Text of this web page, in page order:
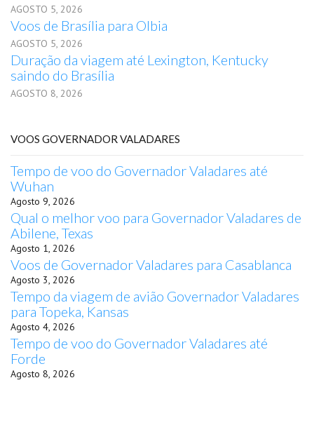
AGOSTO 5, 2026
Voos de Brasília para Olbia
AGOSTO 5, 2026
Duração da viagem até Lexington, Kentucky
saindo do Brasília
AGOSTO 8, 2026
VOOS GOVERNADOR VALADARES
Tempo de voo do Governador Valadares até
Wuhan
Agosto 9, 2026
Qual o melhor voo para Governador Valadares de
Abilene, Texas
Agosto 1, 2026
Voos de Governador Valadares para Casablanca
Agosto 3, 2026
Tempo da viagem de avião Governador Valadares
para Topeka, Kansas
Agosto 4, 2026
Tempo de voo do Governador Valadares até
Forde
Agosto 8, 2026